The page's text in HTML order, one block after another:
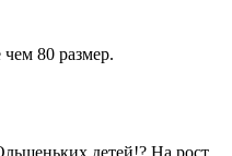
80 размер.
детей!? На рост